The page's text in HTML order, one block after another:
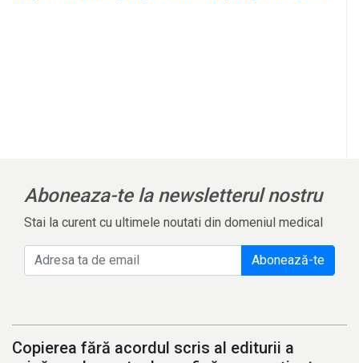
Aboneaza-te la newsletterul nostru
Stai la curent cu ultimele noutati din domeniul medical
Abonează-te
Copierea fără acordul scris al editurii a